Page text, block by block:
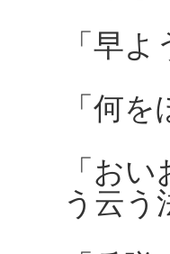
「早
「何
「お
う云う